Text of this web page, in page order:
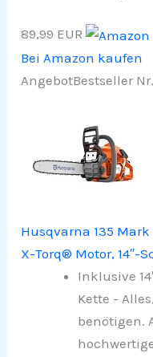
89,99 EUR
Bei Amazon kaufen
AngebotBestseller
Husqvarna 135
X-Torq® Motor, 14″-
Inklusive
Kette -
benötigen.